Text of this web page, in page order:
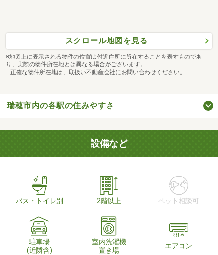
スクロール地図を見る
※地図上に表示される物件の位置は付近住所に所在することを表すものであ
り、実際の物件所在地とは異なる場合がございます。
正確な物件所在地は、取扱い不動産会社にお問い合わせください。
瑞穂市内の各駅の住みやすさ
設備など
バス・トイレ別 2階以上 ペット相談可
駐車場
(近隣含)
室内洗濯機
置き場
エアコン